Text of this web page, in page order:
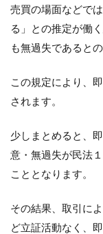
売買の場面などで
る」との推定が働
も無過失であると
この規定により、
されます。
少しまとめると、
意・無過失が民法
こととなります。
その結果、取引に
ど立証活動なく、